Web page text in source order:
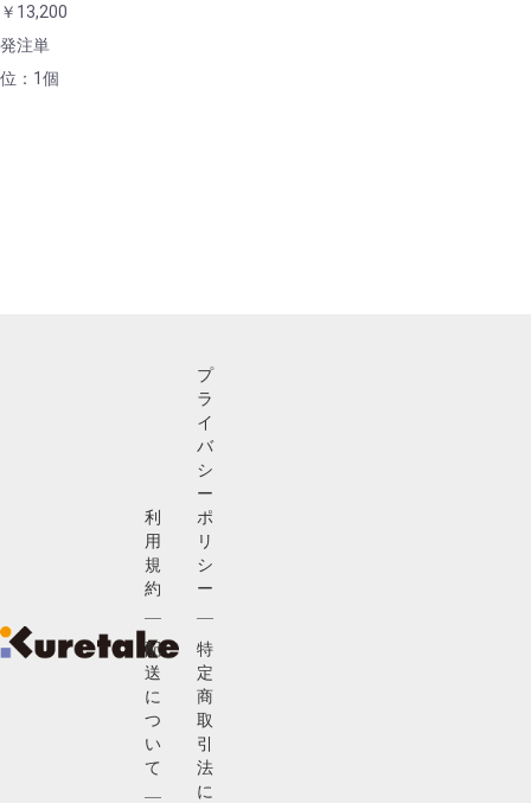
￥13,200
発注単
位：1個
利
用
規
約
配
送
に
つ
い
て
プ
ラ
イ
バ
シ
ー
ポ
リ
シ
ー
特
定
商
取
引
法
に